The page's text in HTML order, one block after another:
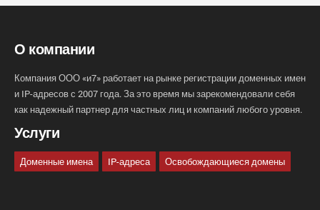
О компании
Компания ООО «и7» работает на рынке регистрации доменных имен
и IP-адресов с 2007 года. За это время мы зарекомендовали себя
как надежный партнер для частных лиц и компаний любого уровня.
Услуги
Доменные имена IP-адреса Освобождающиеся домены